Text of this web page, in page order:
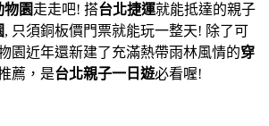
物園走走吧! 搭台北捷運就能抵達的親子
, 只須銅板價門票就能玩一整天! 除了可
園近年還新建了充滿熱帶雨林風情的穿
薦，是台北親子一日遊必看喔!